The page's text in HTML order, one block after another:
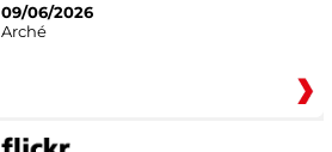
09/06/2026
Arché